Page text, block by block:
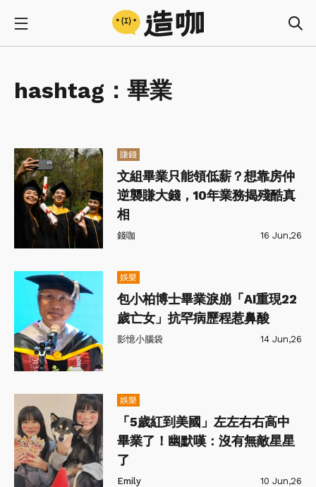
hashtag： 畢業
賺錢
文組畢業只能領低薪？想靠房仲
逆襲賺大錢，10年業務揭殘酷真
相
錢咖 16 Jun,26
娛樂
包小柏博士畢業淚崩「AI重現22
歲亡女」抗罕病歷程惹鼻酸
影憶小腦袋 14 Jun,26
娛樂
「5歲紅到美國」左左右右高中
畢業了！幽默嘆：沒有無敵星星
了
Emily 10 Jun,26